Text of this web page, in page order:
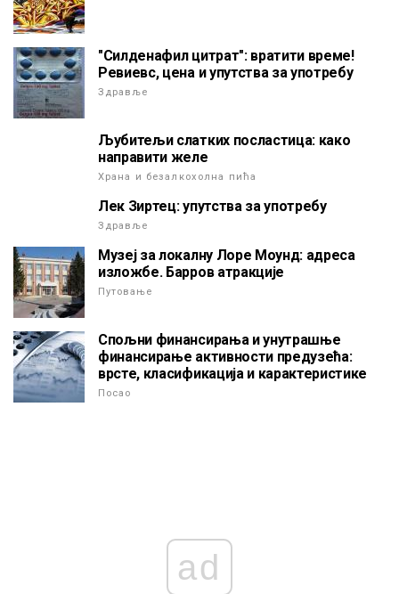
"Силденафил цитрат": вратити време!
Ревиевс, цена и упутства за употребу
Здравље
Љубитељи слатких посластица: како
направити желе
Храна и безалкохолна пића
Лек Зиртец: упутства за употребу
Здравље
Музеј за локалну Лоре Моунд: адреса
изложбе. Барров атракције
Путовање
Спољни финансирања и унутрашње
финансирање активности предузећа:
врсте, класификација и карактеристике
Посао
ad